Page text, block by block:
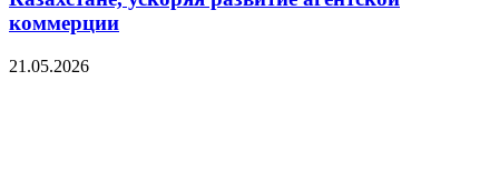
коммерции
21.05.2026